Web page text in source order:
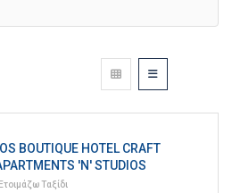
BOUTIQUE HOTEL CRAFT
'N' STUDIOS
Ετοιμάζω Ταξίδι